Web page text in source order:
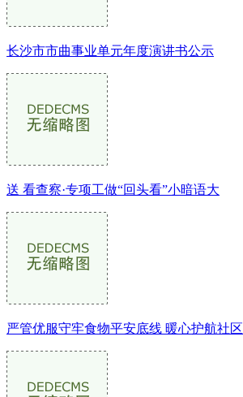
长沙市市曲事业单元年度演讲书公示
送 看查察·专项工做“回头看”小暗语大
严管优服守牢食物平安底线 暖心护航社区